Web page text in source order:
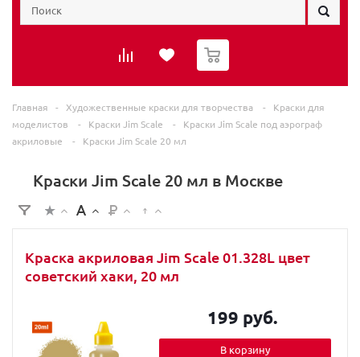
0
Главная - Художественные краски для творчества -
Краски для
моделистов
- Краски Jim Scale -
Краски Jim Scale под аэрограф
акриловые
- Краски Jim Scale 20 мл
Краски Jim Scale 20 мл в Москве
Краска акриловая Jim Scale 01.328L цвет
советский хаки, 20 мл
199 руб.
В корзину